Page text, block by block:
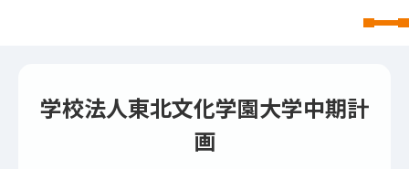
学校法人東北文化学園大学中期計
画